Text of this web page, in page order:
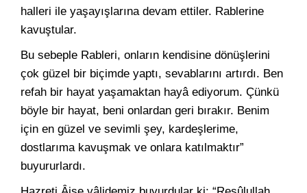
halleri ile yaşayışlarına devam ettiler. Rablerine
kavuştular.
Bu sebeple Rableri, onların kendisine dönüşlerini
çok güzel bir biçimde yaptı, sevablarını artırdı. Ben
refah bir hayat yaşamaktan hayâ ediyorum. Çünkü
böyle bir hayat, beni onlardan geri bırakır. Benim
için en güzel ve sevimli şey, kardeşlerime,
dostlarıma kavuşmak ve onlara katılmaktır”
buyururlardı.